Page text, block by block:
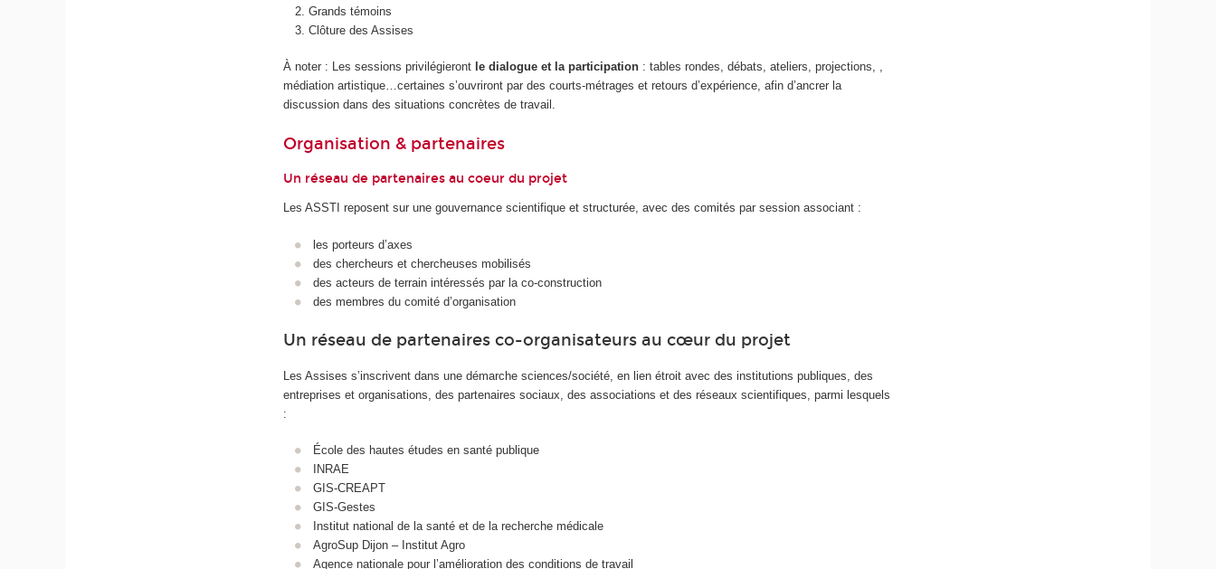
Grands témoins
Clôture des Assises
À noter : Les sessions privilégieront le dialogue et la participation : tables rondes, débats, ateliers, projections, ,
médiation artistique…certaines s’ouvriront par des courts-métrages et retours d’expérience, afin d’ancrer la
discussion dans des situations concrètes de travail.
Organisation & partenaires
Un réseau de partenaires au coeur du projet
Les ASSTI reposent sur une gouvernance scientifique et structurée, avec des comités par session associant :
les porteurs d’axes
des chercheurs et chercheuses mobilisés
des acteurs de terrain intéressés par la co-construction
des membres du comité d’organisation
Un réseau de partenaires co-organisateurs au cœur du projet
Les Assises s’inscrivent dans une démarche sciences/société, en lien étroit avec des institutions publiques, des
entreprises et organisations, des partenaires sociaux, des associations et des réseaux scientifiques, parmi lesquels
:
École des hautes études en santé publique
INRAE
GIS-CREAPT
GIS-Gestes
Institut national de la santé et de la recherche médicale
AgroSup Dijon – Institut Agro
Agence nationale pour l’amélioration des conditions de travail